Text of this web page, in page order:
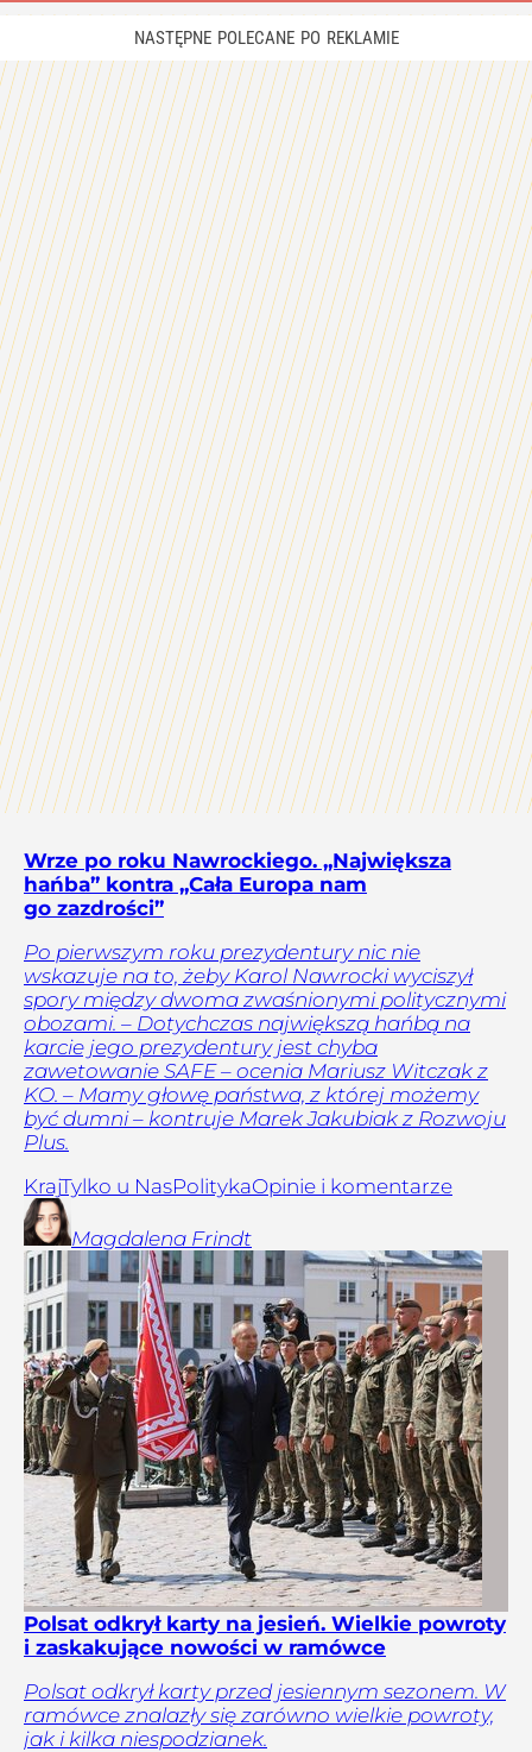
Wrze po roku Nawrockiego. „Największa
hańba” kontra „Cała Europa nam
go zazdrości”
Po pierwszym roku prezydentury nic nie
wskazuje na to, żeby Karol Nawrocki wyciszył
spory między dwoma zwaśnionymi politycznymi
obozami. – Dotychczas największą hańbą na
karcie jego prezydentury jest chyba
zawetowanie SAFE – ocenia Mariusz Witczak z
KO. – Mamy głowę państwa, z której możemy
być dumni – kontruje Marek Jakubiak z Rozwoju
Plus.
KrajTylko u NasPolitykaOpinie i komentarze
Magdalena Frindt
Polsat odkrył karty na jesień. Wielkie powroty
i zaskakujące nowości w ramówce
Polsat odkrył karty przed jesiennym sezonem. W
ramówce znalazły się zarówno wielkie powroty,
jak i kilka niespodzianek.